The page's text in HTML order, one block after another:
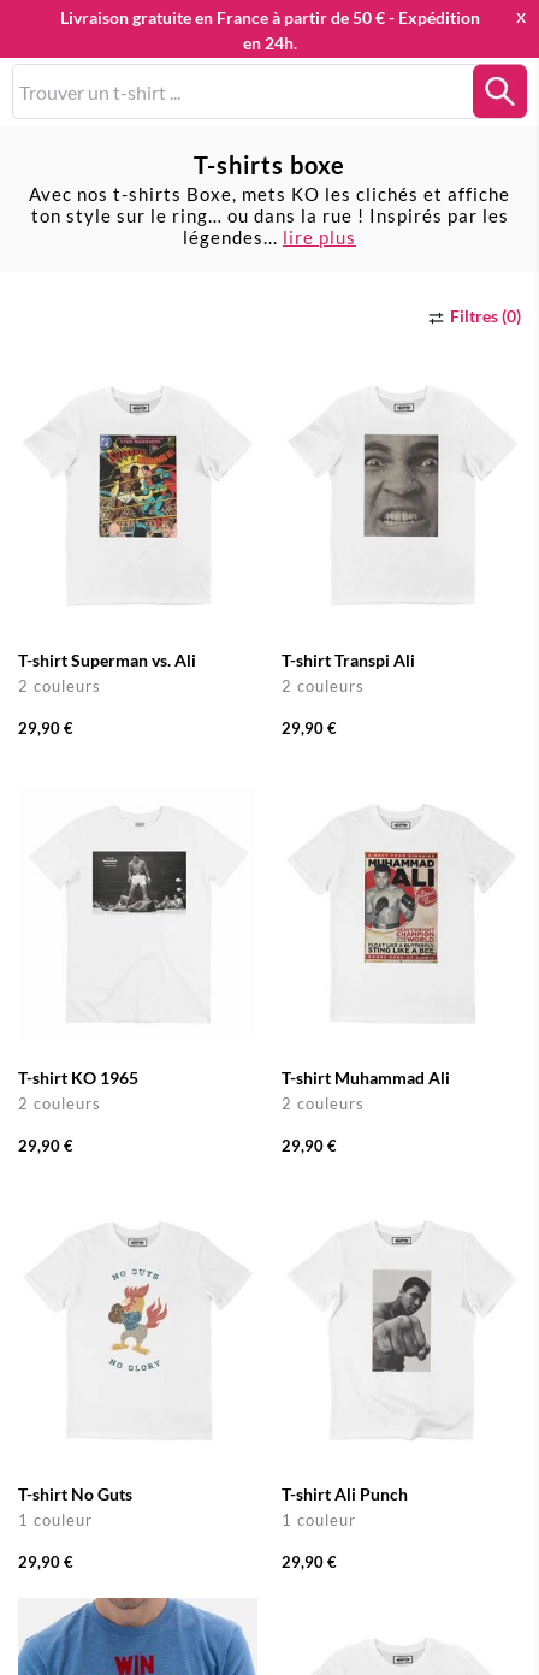
Livraison gratuite en France à partir de 50 € - Expédition
en 24h.
X
T-shirts boxe
Avec nos t-shirts Boxe, mets KO les clichés et affiche
ton style sur le ring… ou dans la rue ! Inspirés par les
légendes... lire plus
Filtres (0)
T-shirt Superman vs. Ali
2 couleurs
29,90 €
T-shirt Transpi Ali
2 couleurs
29,90 €
T-shirt KO 1965
2 couleurs
29,90 €
T-shirt Muhammad Ali
2 couleurs
29,90 €
T-shirt No Guts
1 couleur
29,90 €
T-shirt Ali Punch
1 couleur
29,90 €